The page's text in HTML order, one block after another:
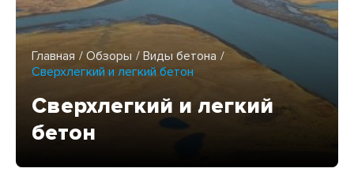
Главная Обзоры
Виды бетона
Сверхлегкий и легкий бетон
Сверхлегкий и легкий
бетон